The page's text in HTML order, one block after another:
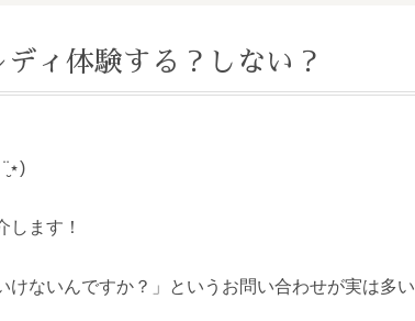
ディ体験する？しない？
します！
けないんですか？」というお問い合わせが実は多い